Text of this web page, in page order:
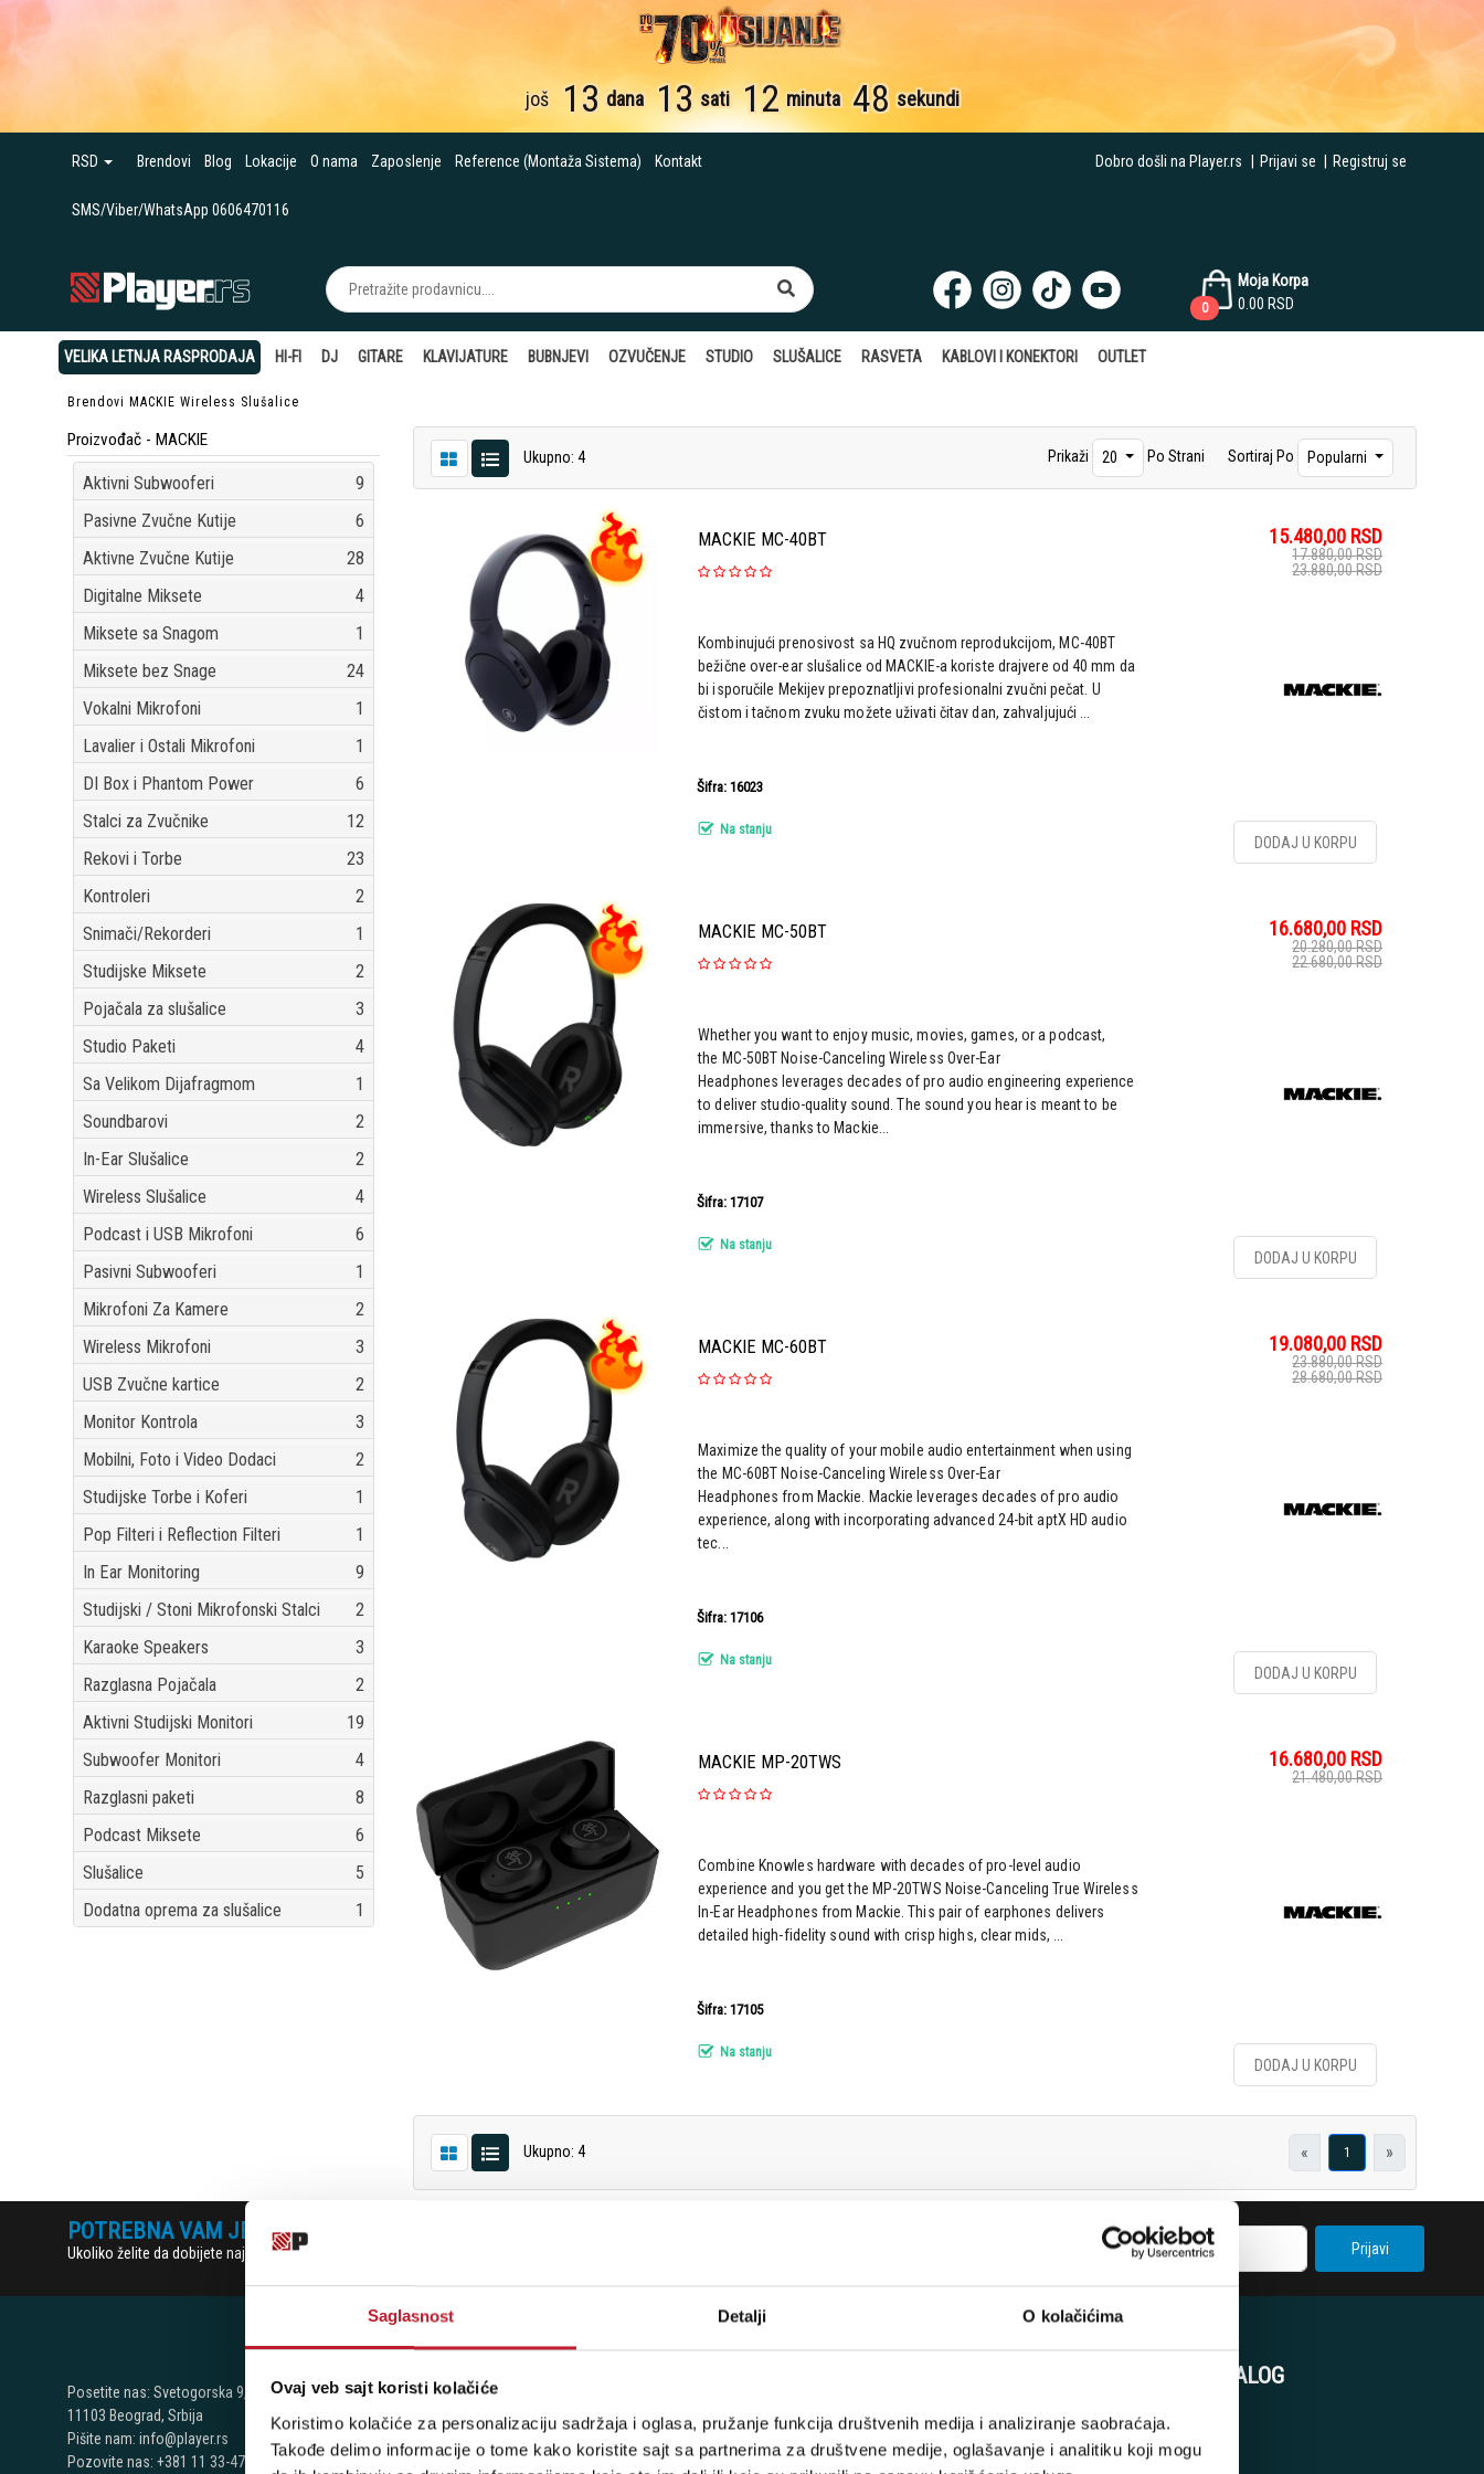
Saglasnost Detalji O kolačićima
Ovaj veb sajt koristi kolačiće
Koristimo kolačiće za personalizaciju sadržaja i oglasa, pružanje funkcija društvenih medija i analiziranje saobraćaja.
Takođe delimo informacije o tome kako koristite sajt sa partnerima za društvene medije, oglašavanje i analitiku koji mogu
još 13 dana 13 sati 12 minuta 47 sekundi
RSD Brendovi Blog Lokacije O nama Zaposlenje Reference (Montaža Sistema) Kontakt
SMS/Viber/WhatsApp 0606470116
Dobro došli na Player.rs Prijavi se Registruj se
Moja Korpa
0.00 RSD
0
VELIKA LETNJA RASPRODAJA HI-FI DJ GITARE KLAVIJATURE BUBNJEVI OZVUČENJE STUDIO SLUŠALICE RASVETA KABLOVI I KONEKTORI OUTLET
Brendovi MACKIE Wireless Slušalice
Proizvođač - MACKIE
Aktivni Subwooferi
9
Pasivne Zvučne Kutije
6
Aktivne Zvučne Kutije
28
Digitalne Miksete
4
Miksete sa Snagom
1
Miksete bez Snage
24
Vokalni Mikrofoni
1
Lavalier i Ostali Mikrofoni
1
DI Box i Phantom Power
6
Stalci za Zvučnike
12
Rekovi i Torbe
23
Kontroleri
2
Snimači/Rekorderi
1
Studijske Miksete
2
Pojačala za slušalice
3
Studio Paketi
4
Sa Velikom Dijafragmom
1
Soundbarovi
2
In-Ear Slušalice
2
Wireless Slušalice
4
Podcast i USB Mikrofoni
6
Pasivni Subwooferi
1
Mikrofoni Za Kamere
2
Wireless Mikrofoni
3
USB Zvučne kartice
2
Monitor Kontrola
3
Mobilni, Foto i Video Dodaci
2
Studijske Torbe i Koferi
1
Pop Filteri i Reflection Filteri
1
In Ear Monitoring
9
Studijski / Stoni Mikrofonski Stalci
2
Karaoke Speakers
3
Razglasna Pojačala
2
Aktivni Studijski Monitori
19
Subwoofer Monitori
4
Razglasni paketi
8
Podcast Miksete
6
Slušalice
5
Dodatna oprema za slušalice
1
Ukupno: 4 Prikaži 20 Po Strani Sortiraj Po Popularni
MACKIE MC-40BT 15.480,00 RSD
17.880,00RSD
23.880,00RSD
Kombinujući prenosivost sa HQ zvučnom reprodukcijom, MC-40BT
bežične over-ear slušalice od MACKIE-a koriste drajvere od 40 mm da
bi isporučile Mekijev prepoznatljivi profesionalni zvučni pečat. U
čistom i tačnom zvuku možete uživati čitav dan, zahvaljujući ...
Šifra: 16023
Na stanju
DODAJ U KORPU
MACKIE MC-50BT 16.680,00 RSD
20.280,00RSD
22.680,00RSD
Whether you want to enjoy music, movies, games, or a podcast,
the MC-50BT Noise-Canceling Wireless Over-Ear
Headphones leverages decades of pro audio engineering experience
to deliver studio-quality sound. The sound you hear is meant to be
immersive, thanks to Mackie...
Šifra: 17107
Na stanju
DODAJ U KORPU
MACKIE MC-60BT 19.080,00 RSD
23.880,00RSD
28.680,00RSD
Maximize the quality of your mobile audio entertainment when using
the MC-60BT Noise-Canceling Wireless Over-Ear
Headphones from Mackie. Mackie leverages decades of pro audio
experience, along with incorporating advanced 24-bit aptX HD audio
tec...
Šifra: 17106
Na stanju
DODAJ U KORPU
MACKIE MP-20TWS 16.680,00 RSD
21.480,00RSD
Combine Knowles hardware with decades of pro-level audio
experience and you get the MP-20TWS Noise-Canceling True Wireless
In-Ear Headphones from Mackie. This pair of earphones delivers
detailed high-fidelity sound with crisp highs, clear mids, ...
Šifra: 17105
Na stanju
DODAJ U KORPU
Ukupno: 4 « 1 »
POTREBNA VAM JE POMOĆ? POZOVITE NAS!
Ukoliko želite da dobijete najnovije informacije o novitetima i popustima, prijavite se na naš NEWSLETTER! Prijavi
Posetite nas: Svetogorska 9,
11103 Beograd, Srbija
Pišite nam: info@player.rs
Pozovite nas: +381 11 33-47-615
NAŠE PRODAVNICE
Beograd - Svetogorska 9
Telefoni:
Povraćaj PDV-a
Politika Privatnosti
KORISNIČKI NALOG
Korpa